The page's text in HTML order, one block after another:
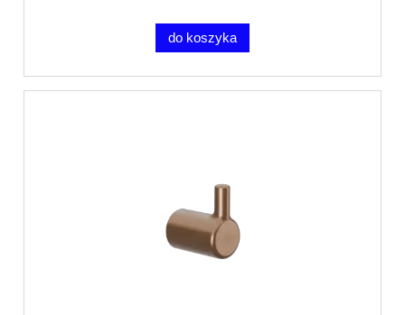
do koszyka